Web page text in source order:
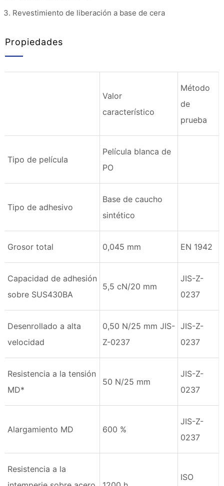
Revestimiento de liberación a base de cera
Propiedades
Valor
característico
Método
de
prueba
Tipo de película
Película blanca de
PO
Tipo de adhesivo
Base de caucho
sintético
Grosor total 0,045 mm EN 1942
Capacidad de adhesión
sobre SUS430BA
5,5 cN/20 mm
JIS-Z-
0237
Desenrollado a alta
velocidad
0,50 N/25 mm JIS-
Z-0237
JIS-Z-
0237
Resistencia a la tensión
MD*
50 N/25 mm
JIS-Z-
0237
Alargamiento MD 600 %
JIS-Z-
0237
Resistencia a la
ISO